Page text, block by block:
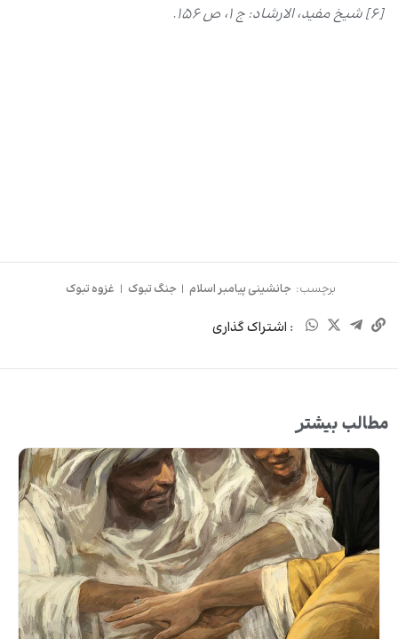
[6]
شیخ مفید، الارشاد: ج ۱، ص ۱۵۶.
برچسب: جانشینی پیامبر اسلام | جنگ تبوک | غزوه تبوک
: اشتراک گذاری
مطالب بیشتر